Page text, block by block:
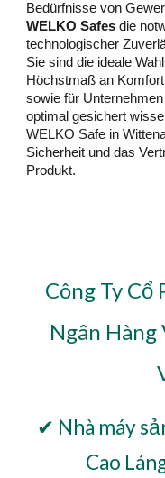
Bedürfnisse von
WELKO Safes die
technologischer
Sie sind die ideale
Höchstmaß an
sowie für
optimal gesichert
WELKO Safe in
Sicherheit und das
Produkt.
Công Ty
Ngân Hàng
✔ Nhà máy
Cao